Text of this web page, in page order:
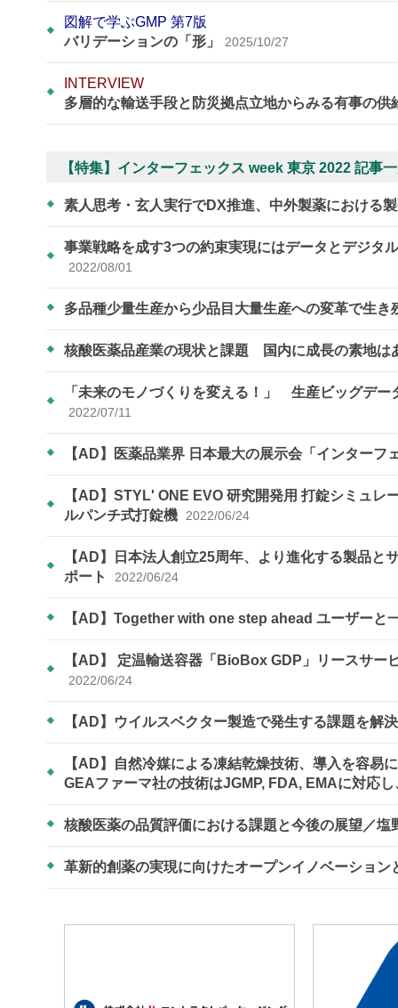
図解で学ぶGMP 第7版
バリデーションの「形」
2025/10/27
INTERVIEW
多層的な輸送手段と防災拠点立地からみる有事の
【特集】インターフェックス week 東京 2022 記事
素人思考・玄人実行でDX推進、中外製薬における
事業戦略を成す3つの約束実現にはデータとデジ
2022/08/01
多品種少量生産から少品目大量生産への変革で生
核酸医薬品産業の現状と課題 国内に成長の素地は
「未来のモノづくりを変える！」 生産ビッグデ
2022/07/11
【AD】医薬品業界 日本最大の展示会「インター
【AD】STYL' ONE EVO 研究開発用 打錠シミュ
ルパンチ式打錠機
2022/06/24
【AD】日本法人創立25周年、より進化する製品
ポート
2022/06/24
【AD】Together with one step ahead ユーザーと
【AD】 定温輸送容器「BioBox GDP」リースサー
2022/06/24
【AD】ウイルスベクター製造で発生する課題を
【AD】自然冷媒による凍結乾燥技術、導入を容易
GEAファーマ社の技術はJGMP, FDA, EMAに対応
核酸医薬の品質評価における課題と今後の展望／
革新的創薬の実現に向けたオープンイノベーショ